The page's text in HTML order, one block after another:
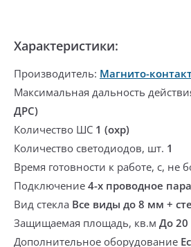
Характеристики:
Производитель: Магнито-
Максимальная дальность
ДРС)
Количество ШС 1 (охр)
Количество светодиодов, шт. 1
Время готовности к работе, с, не
Подключение 4-х проводное
Вид стекла Все виды до 8 мм +
Защищаемая площадь, кв.м До 20
Дополнительное оборудование